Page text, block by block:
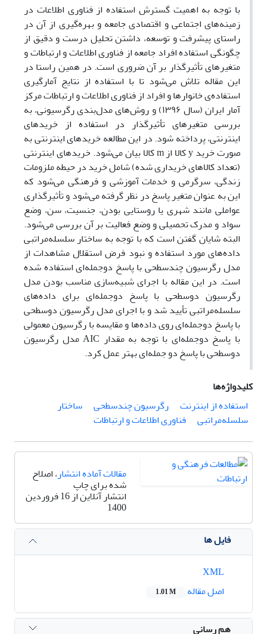
با توجه به اهمیت گسترش استفاده از فناوری اطلاعات در
زمینه‌های اجتماعی و اقتصادی جامعه و بهره‌گیری از آن در
راستای پیشرفت و توسعه، داشتن تحلیل درست و دقیق از
چگونگی استفاده افراد جامعه از فناوری اطلاعات و ارتباطات و
متغیرهای تأثیرگذ‌ار بر آن ضروری است. در همین راستا در
این مقاله تلاش می‌شود تا با استفاده از نتایج آمارگیری
استفاده‌ی خانوارها و افراد از فناوری اطلاعات و ارتباطات مرکز
آمار ایران (سال ۱۳۹۶) و روش‌های مدل‌بندی رگرسیونی، به
بررسی متغیرهای تأثیرگذار در استفاده از خریدهای
اینترنتی، پرداخته شود. در این مطالعه خریدهای اینترنتی به
صورت خرید y کالا از m کالا بیان می‌شود. خریدهای اینترنتی
(تعداد کالاهای خریداری شده) شامل خرید در حیطه ملزومات
زندگی، سرگرمی و خدمات آموزشی و فرهنگی می‌شود که
این به عنوان متغیر پاسخ در نظر گرفته می‌شود و تأثیرگذاری
عواملی مانند شهری یا روستایی بودن، جنسیت، سن، وضع
سواد و مدرک تحصیلی و وضع فعالیت بر آن بررسی می‌شود.
البته شایان گفتن است که با توجه به ساختار سلسله‌مراتبی
داده‌های مورد استفاده و نبود فرض استقلال مشاهدات از
مدل رگرسیون چندسطحی با پاسخ دوجمله‌ای استفاده شده
است. در این مقاله با اجرای شبیه‌سازی مناسب بودن مدل
رگرسیون دوسطحی با پاسخ دوجمله‌ای برای داده‌های
سلسله‌مراتبی تأیید شد و با اجرای مدل رگرسیون دوسطحی
با پاسخ دوجمله‌ای روی داده‌ها و مقایسه با رگرسیون معمولی
با پاسخ دوجمله‌ای با توجه به مقدار AIC مدل رگرسیون
دوسطحی با پاسخ دو جمله‌ای بهتر عمل کرد.
کلیدواژه‌ها
استفاده از اینترنت
رگرسیون چندسطحی
ساختار
سلسله‌مراتبی
فناوری اطلاعات و ارتباطات
مقالات آماده انتشار، اصلاح
شده برای چاپ
انتشار آنلاین از 16 فروردین
1400
فایل ها
اصل مقاله
1.01 M
هم رسانی